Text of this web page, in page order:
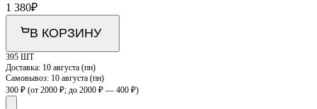
1 380₽
В КОРЗИНУ
395 ШТ
Доставка: 10 августа (пн)
Самовывоз: 10 августа (пн)
300 ₽ (от 2000 ₽; до 2000 ₽ — 400 ₽)